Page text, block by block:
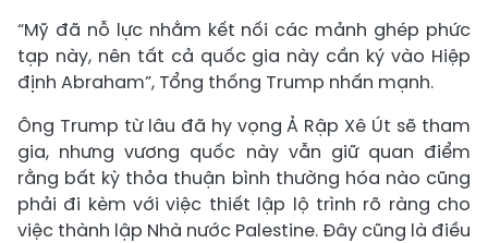
“Mỹ đã nỗ lực nhằm kết nối các mảnh ghép phức
tạp này, nên tất cả quốc gia này cần ký vào Hiệp
định Abraham”, Tổng thống Trump nhấn mạnh.
Ông Trump từ lâu đã hy vọng Ả Rập Xê Út sẽ tham
gia, nhưng vương quốc này vẫn giữ quan điểm
rằng bất kỳ thỏa thuận bình thường hóa nào cũng
phải đi kèm với việc thiết lập lộ trình rõ ràng cho
việc thành lập Nhà nước Palestine. Đây cũng là điều